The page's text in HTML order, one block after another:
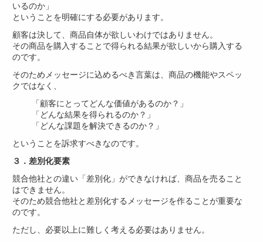
いるのか」
ということを明確にする必要があります。
顧客は決して、商品自体が欲しいわけではありません。
その商品を購入することで得られる結果が欲しいから購入する
のです。
そのためメッセージに込めるべき言葉は、商品の機能やスペッ
クではなく、
「顧客にとってどんな価値があるのか？」
「どんな結果を得られるのか？」
「どんな課題を解決できるのか？」
ということを訴求すべきなのです。
３．差別化要素
競合他社との違い「差別化」ができなければ、商品を売ること
はできません。
そのため競合他社と差別化するメッセージを作ることが重要な
のです。
ただし、必要以上に難しく考える必要はありません。